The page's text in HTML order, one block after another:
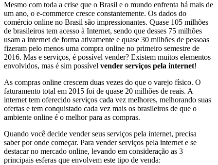
Mesmo com toda a crise que o Brasil e o mundo enfrenta há mais de
um ano, o e-commerce cresce constantemente. Os dados do
comércio online no Brasil são impressionantes. Quase 105 milhões
de brasileiros tem acesso à Internet, sendo que desses 75 milhões
usam a internet de forma ativamente e quase 30 milhões de pessoas
fizeram pelo menos uma compra online no primeiro semestre de
2016. Mas e serviços, é possível vender? Existem muitos elementos
envolvidos, mas é sim possível vender serviços pela internet!
As compras online crescem duas vezes do que o varejo físico. O
faturamento total em 2015 foi de quase 20 milhões de reais. A
internet tem oferecido serviços cada vez melhores, melhorando suas
ofertas e tem conquistado cada vez mais os brasileiros de que o
ambiente online é o melhor para as compras.
Quando você decide vender seus serviços pela internet, precisa
saber por onde começar. Para vender serviços pela internet e se
destacar no mercado online, levando em consideração as 3
principais esferas que envolvem este tipo de venda: